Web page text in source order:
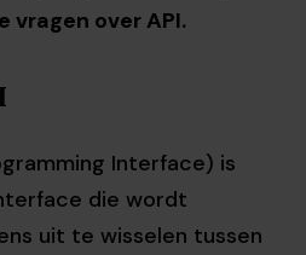
over API.
Interface) is
die wordt
uit te wisselen tussen